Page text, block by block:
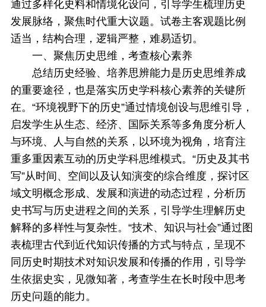
通过多样化史料和情境化设问，引导学生梳理历史
发展脉络，聚焦时代重大议题。试卷主客观题比例
适当，结构合理，逻辑严整，难易适切。
一、 聚焦历史思维，考查核心素养
总结历史经验、培养思辨能力是历史思维养成
的重要途径，也是落实历史学科核心素养的关键所
在。“环境视野下的历史”通过情境创设与思维引导，
启发学生从生态、经济、国际关系等多角度分析人
与环境、人与自然的关系，以环境为视角，培育注
重多重因素互动的历史学科思维模式。“历史及其书
写”从时间、空间以及认知演变的综合维度，探讨区
域文明概念形成、发展和演进的动态过程，分析历
史书写与历史进程之间的关系，引导学生理解历史
解释的多样性与复杂性。“技术、知识与社会”通过图
表梳理古代到近代知识传播的方式与特点，呈现不
同历史时期技术对知识发展和传播的作用，引导学
生依据史实，见微知著，考查学生在长时段中思考
历史问题的能力。